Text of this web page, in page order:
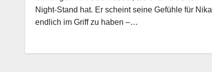
Night-Stand hat. Er scheint seine Gefühle für Nika
endlich im Griff zu haben –…